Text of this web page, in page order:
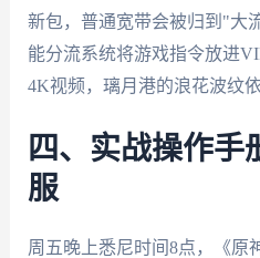
新包，普通宽带会被归到"大
能分流系统将游戏指令放进
4K视频，璃月港的浪花波纹
四、实战操作手
服
周五晚上悉尼时间8点，《原